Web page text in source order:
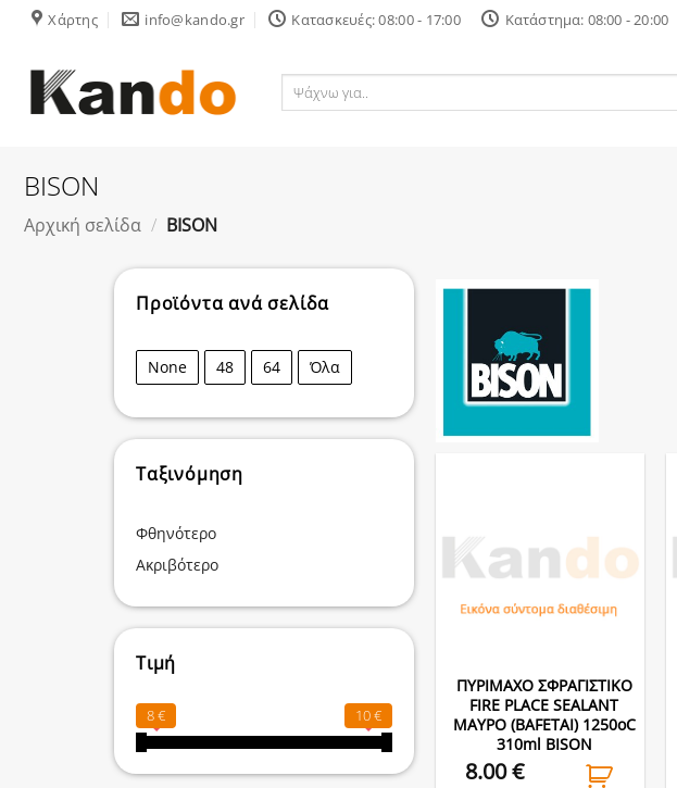
Skip
content
Χάρτης info@kando.gr Κατασκευές: 08:00 - 17:00 Κατάστημα: 08:00 - 20:00
Ψάχνω
BISON
Αρχική σελίδα / BISON
Προϊόντα ανά σελίδα
None 48 64 Όλα
Ταξινόμηση
Φθηνότερο
Ακριβότερο
Τιμή
8 € 10 €
ΠΥΡΙΜΑΧΟ ΣΦΡΑΓΙΣΤΙΚO
FIRE PLACE SEALANT
ΜΑΥΡΟ (BAFETAI) 1250oC
310ml BISON
8.00€